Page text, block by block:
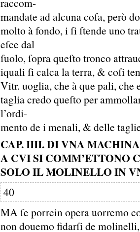
mandate ad alcuna coſa, però
molto à fondo, i ſi ſtende uno
eſce dal
ſuolo, ſopra queſto tronco
iquali ſi calca la terra, & coſi
Vitr. uoglia, che à que pali, che
taglia credo queſto per
l’ordi-
mento de i menali, & delle
CAP. IIII. DI VNA
A CVI SI COMM’ETTONO
SOLO IL MOLINELLO IN
40
MA ſe porrein opera uorremo
non douemo fidarſi de molinelli,